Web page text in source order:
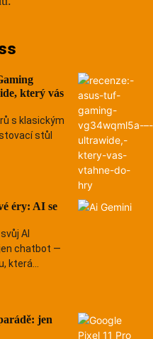
který vás
s klasickým
stůl
éry: AI se
AI
chatbot —
která...
jen